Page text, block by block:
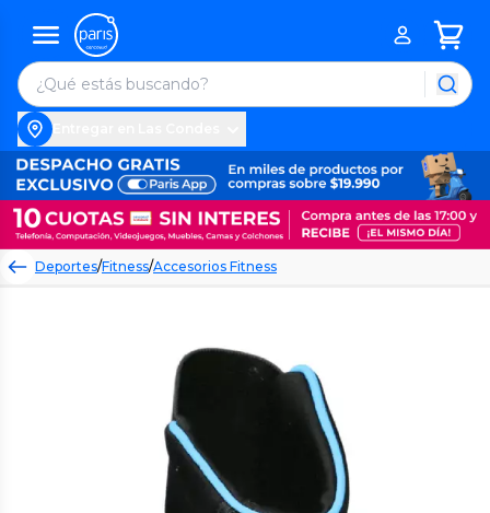
Deportes/Fitness/Accesorios Fitness